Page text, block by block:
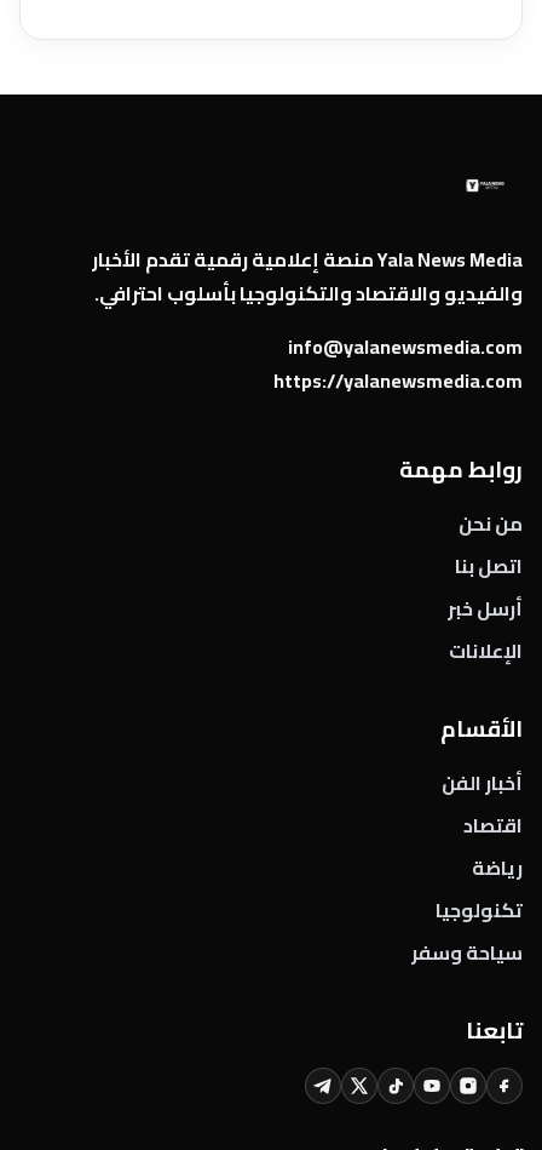
Yala News Media منصة إعلامية رقمية تقدم الأخبار
والفيديو والاقتصاد والتكنولوجيا بأسلوب احترافي.
info@yalanewsmedia.com
https://yalanewsmedia.com
روابط مهمة
من نحن
اتصل بنا
أرسل خبر
الإعلانات
الأقسام
أخبار الفن
اقتصاد
رياضة
تكنولوجيا
سياحة وسفر
تابعنا